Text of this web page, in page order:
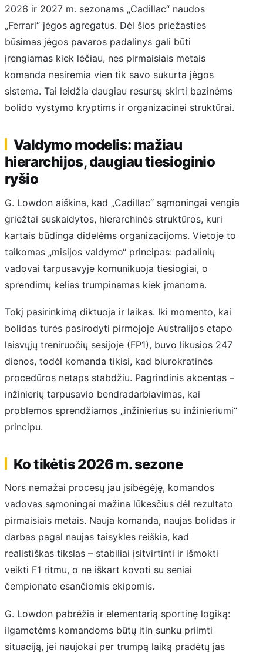
2026 ir 2027 m. sezonams „Cadillac“ naudos
„Ferrari“ jėgos agregatus. Dėl šios priežasties
būsimas jėgos pavaros padalinys gali būti
įrengiamas kiek lėčiau, nes pirmaisiais metais
komanda nesiremia vien tik savo sukurta jėgos
sistema. Tai leidžia daugiau resursų skirti bazinėms
bolido vystymo kryptims ir organizacinei struktūrai.
Valdymo modelis: mažiau
hierarchijos, daugiau tiesioginio
ryšio
G. Lowdon aiškina, kad „Cadillac“ sąmoningai vengia
griežtai suskaidytos, hierarchinės struktūros, kuri
kartais būdinga didelėms organizacijoms. Vietoje to
taikomas „misijos valdymo“ principas: padalinių
vadovai tarpusavyje komunikuoja tiesiogiai, o
sprendimų kelias trumpinamas kiek įmanoma.
Tokį pasirinkimą diktuoja ir laikas. Iki momento, kai
bolidas turės pasirodyti pirmojoje Australijos etapo
laisvųjų treniruočių sesijoje (FP1), buvo likusios 247
dienos, todėl komanda tikisi, kad biurokratinės
procedūros netaps stabdžiu. Pagrindinis akcentas –
inžinierių tarpusavio bendradarbiavimas, kai
problemos sprendžiamos „inžinierius su inžinieriumi“
principu.
Ko tikėtis 2026 m. sezone
Nors nemažai procesų jau įsibėgėję, komandos
vadovas sąmoningai mažina lūkesčius dėl rezultato
pirmaisiais metais. Nauja komanda, naujas bolidas ir
darbas pagal naujas taisykles reiškia, kad
realistiškas tikslas – stabiliai įsitvirtinti ir išmokti
veikti F1 ritmu, o ne iškart kovoti su seniai
čempionate esančiomis ekipomis.
G. Lowdon pabrėžia ir elementarią sportinę logiką:
ilgametėms komandoms būtų itin sunku priimti
situaciją, jei naujokai per trumpą laiką pradėtų jas